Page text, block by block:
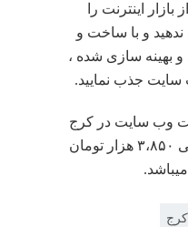
اینترنت را
و با ساخت و
بهینه سازی شده ،
سایت جذب نمایید.
وب سایت در کرج
از ۱,۵۵۰ هزار تومان تا بسته نهایی ۳،۸۵۰ هزار تومان